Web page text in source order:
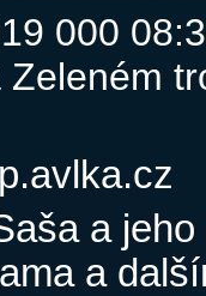
000
Zeleném
a
a